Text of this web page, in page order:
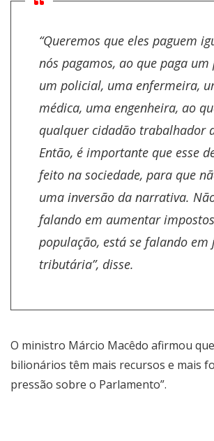
“Queremos que eles paguem
nós pagamos, ao que paga um
um policial, uma enfermeira,
médica, uma engenheira, ao
qualquer cidadão trabalhador
Então, é importante que esse
feito na sociedade, para que
uma inversão da narrativa.
falando em aumentar
população, está se falando em
tributária”, disse.
O ministro Márcio Macêdo afirmou
bilionários têm mais recursos e mais
pressão sobre o Parlamento”.